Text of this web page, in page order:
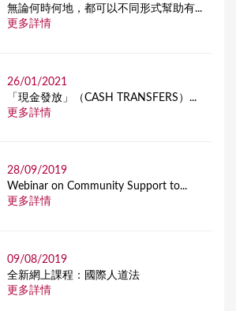
無論何時何地，都可以不同形式幫助有...
更多詳情
26/01/2021
「現金發放」（CASH TRANSFERS）...
更多詳情
28/09/2019
Webinar on Community Support to...
更多詳情
09/08/2019
全新網上課程：國際人道法
更多詳情